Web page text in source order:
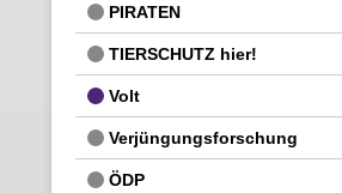
PIRATEN
TIERSCHUTZ hier!
Volt
Verjüngungsforschung
ÖDP